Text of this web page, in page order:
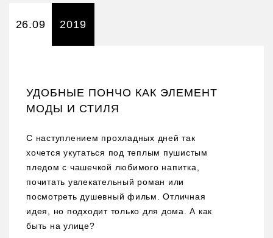
26.09 2019
УДОБНЫЕ ПОНЧО КАК ЭЛЕМЕНТ
МОДЫ И СТИЛЯ
С наступлением прохладных дней так
хочется укутаться под теплым пушистым
пледом с чашечкой любимого напитка,
почитать увлекательный роман или
посмотреть душевный фильм. Отличная
идея, но подходит только для дома. А как
быть на улице?